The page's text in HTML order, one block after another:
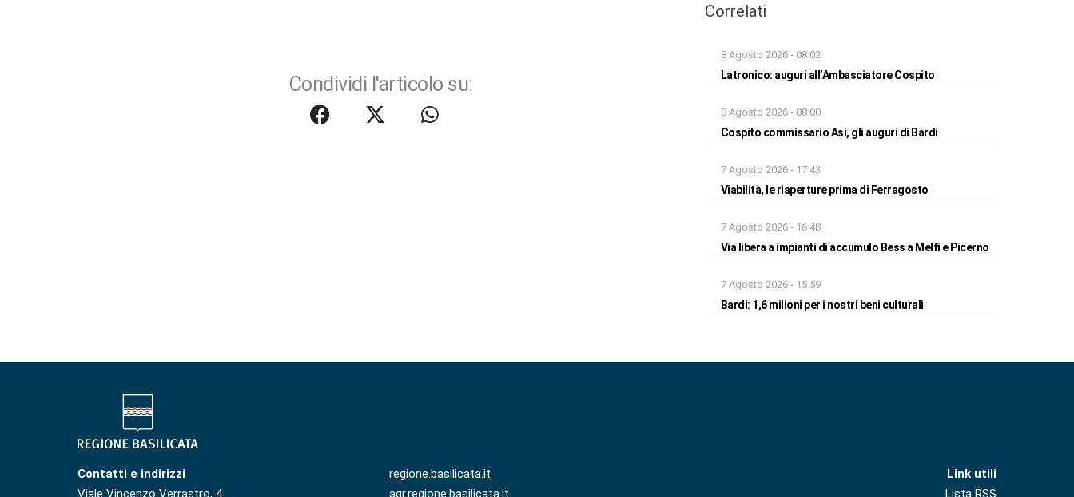
Condividi l'articolo su:
Correlati
8 Agosto 2026 - 08:02
Latronico: auguri all’Ambasciatore Cospito
8 Agosto 2026 - 08:00
Cospito commissario Asi, gli auguri di Bardi
7 Agosto 2026 - 17:43
Viabilità, le riaperture prima di Ferragosto
7 Agosto 2026 - 16:48
Via libera a impianti di accumulo Bess a Melfi e Picerno
7 Agosto 2026 - 15:59
Bardi: 1,6 milioni per i nostri beni culturali
Contatti e indirizzi
Viale Vincenzo Verrastro, 4
regione.basilicata.it
agr.regione.basilicata.it
Link utili
Lista RSS